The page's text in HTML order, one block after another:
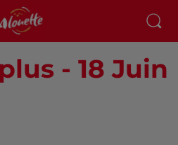
- 18 Juin